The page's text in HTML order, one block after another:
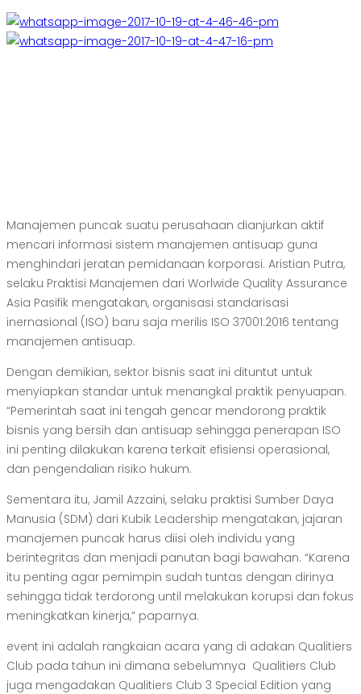
Manajemen puncak suatu perusahaan dianjurkan aktif
mencari informasi sistem manajemen antisuap guna
menghindari jeratan pemidanaan korporasi. Aristian Putra,
selaku Praktisi Manajemen dari Worlwide Quality Assurance
Asia Pasifik mengatakan, organisasi standarisasi
inernasional (ISO) baru saja merilis ISO 37001:2016 tentang
manajemen antisuap.
Dengan demikian, sektor bisnis saat ini dituntut untuk
menyiapkan standar untuk menangkal praktik penyuapan.
“Pemerintah saat ini tengah gencar mendorong praktik
bisnis yang bersih dan antisuap sehingga penerapan ISO
ini penting dilakukan karena terkait efisiensi operasional,
dan pengendalian risiko hukum.
Sementara itu, Jamil Azzaini, selaku praktisi Sumber Daya
Manusia (SDM) dari Kubik Leadership mengatakan, jajaran
manajemen puncak harus diisi oleh individu yang
berintegritas dan menjadi panutan bagi bawahan. “Karena
itu penting agar pemimpin sudah tuntas dengan dirinya
sehingga tidak terdorong until melakukan korupsi dan fokus
meningkatkan kinerja,” paparnya.
event ini adalah rangkaian acara yang di adakan Qualitiers
Club pada tahun ini dimana sebelumnya Qualitiers Club
juga mengadakan Qualitiers Club 3 Special Edition yang